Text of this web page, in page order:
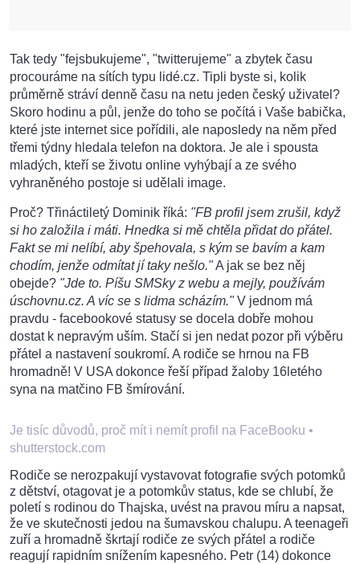
Tak tedy "fejsbukujeme", "twitterujeme" a zbytek času
procouráme na sítích typu lidé.cz. Tipli byste si, kolik
průměrně stráví denně času na netu jeden český uživatel?
Skoro hodinu a půl, jenže do toho se počítá i Vaše babička,
které jste internet sice pořídili, ale naposledy na něm před
třemi týdny hledala telefon na doktora. Je ale i spousta
mladých, kteří se životu online vyhýbají a ze svého
vyhraněného postoje si udělali image.
Proč? Třináctiletý Dominik říká: "FB profil jsem zrušil, když
si ho založila i máti. Hnedka si mě chtěla přidat do přátel.
Fakt se mi nelíbí, aby špehovala, s kým se bavím a kam
chodím, jenže odmítat jí taky nešlo."A jak se bez něj
obejde? "Jde to. Píšu SMSky z webu a mejly, používám
úschovnu.cz. A víc se s lidma scházím."V jednom má
pravdu - facebookové statusy se docela dobře mohou
dostat k nepravým uším. Stačí si jen nedat pozor při výběru
přátel a nastavení soukromí. A rodiče se hrnou na FB
hromadně! V USA dokonce řeší případ žaloby 16letého
syna na matčino FB šmírování.
Je tisíc důvodů, proč mít i nemít profil na FaceBooku •
shutterstock.com
Rodiče se nerozpakují vystavovat fotografie svých potomků
z dětství, otagovat je a potomkův status, kde se chlubí, že
poletí s rodinou do Thajska, uvést na pravou míru a napsat,
že ve skutečnosti jedou na šumavskou chalupu. A teenageři
zuří a hromadně škrtají rodiče ze svých přátel a rodiče
reagují rapidním snížením kapesného. Petr (14) dokonce